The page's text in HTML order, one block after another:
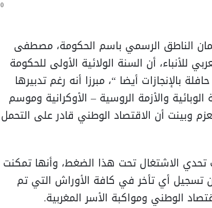
0
الناطق الرسمي باسم الحكومة، مصطفى
للأنباء، أن السنة الولائية الأولى للحكومة
بالإنجازات أيضا “، مبرزا أنه رغم تدبيرها
والأزمة الروسية – الأوكرانية وموسم
وبينت أن الاقتصاد الوطني قادر على التحمل
الاشتغال تحت هذا الضغط، وأنها تمكنت
تسجيل أي تأخر في كافة الأوراش التي تم
الوطني ومواكبة الأسر المغربية.